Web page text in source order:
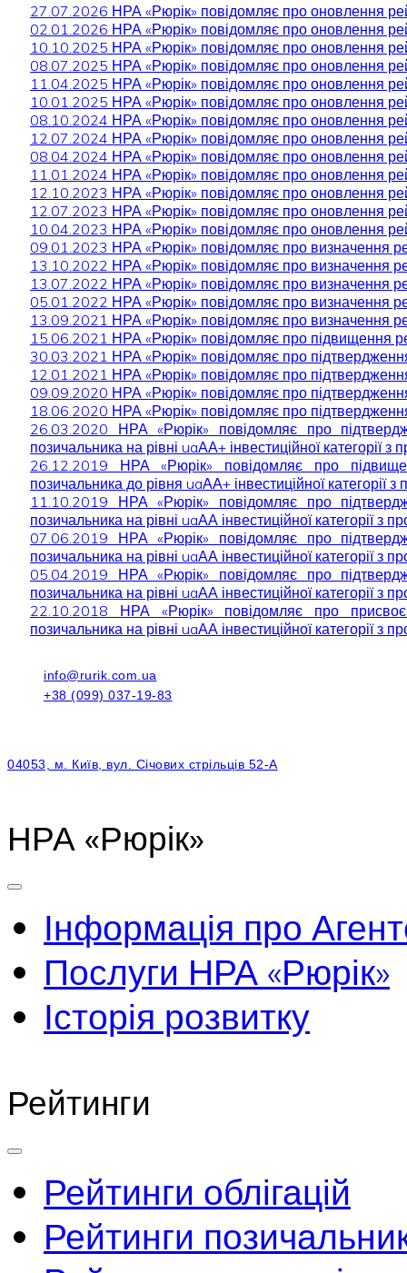
27.07.2026 НРА «Рюрік» повідомляє про оновлення
02.01.2026 НРА «Рюрік» повідомляє про оновлення
10.10.2025 НРА «Рюрік» повідомляє про оновлення
08.07.2025 НРА «Рюрік» повідомляє про оновлення
11.04.2025 НРА «Рюрік» повідомляє про оновлення
10.01.2025 НРА «Рюрік» повідомляє про оновлення
08.10.2024 НРА «Рюрік» повідомляє про оновлення
12.07.2024 НРА «Рюрік» повідомляє про оновлення
08.04.2024 НРА «Рюрік» повідомляє про оновлення
11.01.2024 НРА «Рюрік» повідомляє про оновлення
12.10.2023 НРА «Рюрік» повідомляє про оновлення
12.07.2023 НРА «Рюрік» повідомляє про оновлення
10.04.2023 НРА «Рюрік» повідомляє про оновлення
09.01.2023 НРА «Рюрік» повідомляє про визначення
13.10.2022 НРА «Рюрік» повідомляє про визначення
13.07.2022 НРА «Рюрік» повідомляє про визначення
05.01.2022 НРА «Рюрік» повідомляє про визначення
13.09.2021 НРА «Рюрік» повідомляє про визначення
15.06.2021 НРА «Рюрік» повідомляє про підвищення
30.03.2021 НРА «Рюрік» повідомляє про
12.01.2021 НРА «Рюрік» повідомляє про
09.09.2020 НРА «Рюрік» повідомляє про
18.06.2020 НРА «Рюрік» повідомляє про
26.03.2020 НРА «Рюрік» повідомляє про
позичальника на рівні uaАА+ інвестиційної категорії з
26.12.2019 НРА «Рюрік» повідомляє про
позичальника до рівня uaАА+ інвестиційної категорії з
11.10.2019 НРА «Рюрік» повідомляє про
позичальника на рівні uaАА інвестиційної категорії з
07.06.2019 НРА «Рюрік» повідомляє про
позичальника на рівні uaАА інвестиційної категорії з
05.04.2019 НРА «Рюрік» повідомляє про
позичальника на рівні uaАА інвестиційної категорії з
22.10.2018 НРА «Рюрік» повідомляє про
позичальника на рівні uaАА інвестиційної категорії з
info@rurik.com.ua
+38 (099) 037-19-83
04053, м. Київ, вул. Січових стрільців 52-А
НРА «Рюрік»
Інформація про
Послуги НРА «Рюрік»
Історія розвитку
Рейтинги
Рейтинги облігацій
Рейтинги